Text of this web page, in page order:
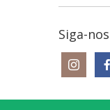
Siga-nos